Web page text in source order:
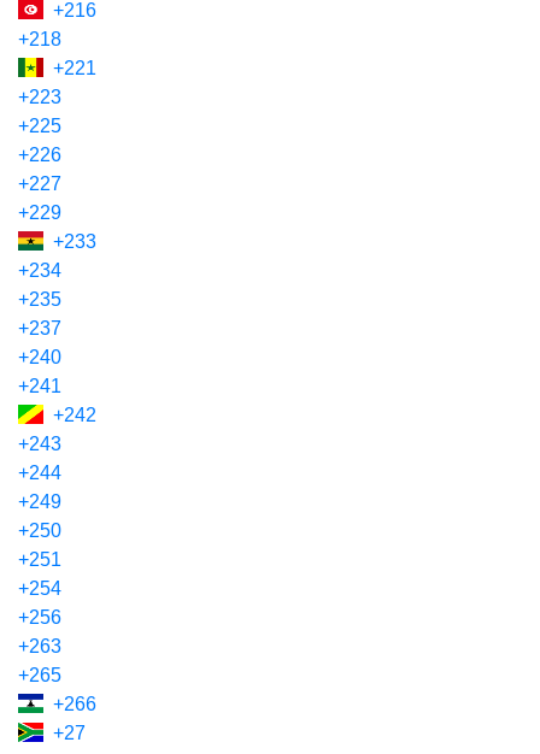
+216
+218
+221
+223
+225
+226
+227
+229
+233
+234
+235
+237
+240
+241
+242
+243
+244
+249
+250
+251
+254
+256
+263
+265
+266
+27